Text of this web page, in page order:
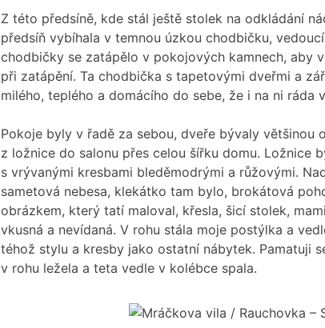
Z této předsíně, kde stál ještě stolek na odkládání
předsíň vybíhala v temnou úzkou chodbičku,
chodbičky se zatápělo v pokojových kamnech, aby
při zatápění. Ta chodbička s tapetovými dveřmi a
milého, teplého a domácího do sebe, že i na ni ráda
Pokoje byly v řadě za sebou, dveře bývaly většinou
z ložnice do salonu přes celou šířku domu. Ložnice
s vrývanými kresbami bleděmodrými a růžovými.
sametová nebesa, klekátko tam bylo, brokátová
obrázkem, který tatí maloval, křesla, šicí stolek,
vkusná a nevídaná. V rohu stála moje postýlka a
téhož stylu a kresby jako ostatní nábytek. Pamatuji
v rohu ležela a teta vedle v kolébce spala.